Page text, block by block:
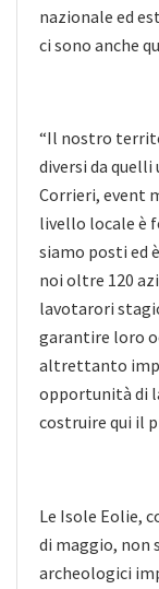
nazionale ed
ci sono anche
“Il nostro
diversi da
Corrieri, event
livello locale è
siamo posti ed
noi oltre 120
lavotarori
garantire loro
altrettanto
opportunità di
costruire qui il
Le Isole Eolie,
di maggio, non
archeologici